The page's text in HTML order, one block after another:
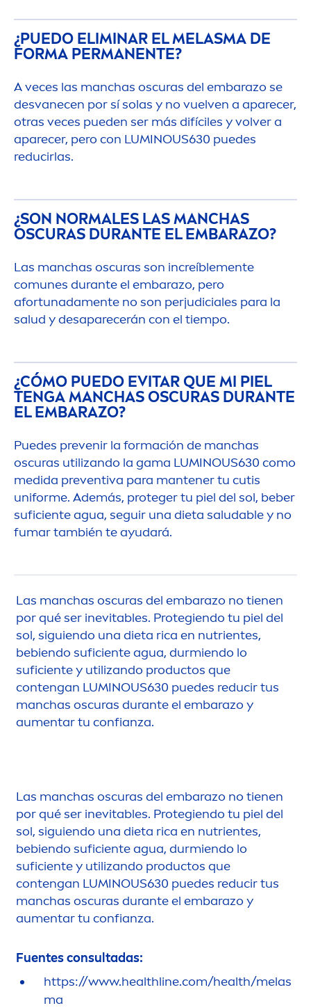
¿PUEDO ELIMINAR EL MELASMA DE
FORMA PERMANENTE?
A veces las manchas oscuras del embarazo se
desvanecen por sí solas y no vuelven a aparecer,
otras veces pueden ser más difíciles y volver a
aparecer, pero con LUMINOUS630 puedes
reducirlas.
¿SON NORMALES LAS MANCHAS
OSCURAS DURANTE EL EMBARAZO?
Las manchas oscuras son increíblemente
comunes durante el embarazo, pero
afortunadamente no son perjudiciales para la
salud y desaparecerán con el tiempo.
¿CÓMO PUEDO EVITAR QUE MI PIEL
TENGA MANCHAS OSCURAS DURANTE
EL EMBARAZO?
Puedes prevenir la formación de manchas
oscuras utilizando la gama LUMINOUS630 como
medida preventiva para mantener tu cutis
uniforme. Además, proteger tu piel del sol, beber
suficiente agua, seguir una dieta saludable y no
fumar también te ayudará.
Las manchas oscuras del embarazo no tienen
por qué ser inevitables. Protegiendo tu piel del
sol, siguiendo una dieta rica en nutrientes,
bebiendo suficiente agua, durmiendo lo
suficiente y utilizando productos que
contengan LUMINOUS630 puedes reducir tus
manchas oscuras durante el embarazo y
aumentar tu confianza.
Las manchas oscuras del embarazo no tienen
por qué ser inevitables. Protegiendo tu piel del
sol, siguiendo una dieta rica en nutrientes,
bebiendo suficiente agua, durmiendo lo
suficiente y utilizando productos que
contengan LUMINOUS630 puedes reducir tus
manchas oscuras durante el embarazo y
aumentar tu confianza.
Fuentes consultadas:
https://www.healthline.com/health/melas
ma